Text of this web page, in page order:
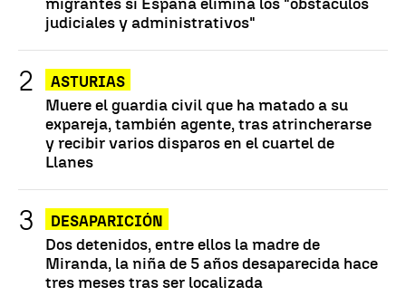
judiciales y administrativos"
ASTURIAS
Muere el guardia civil que ha matado a su
expareja, también agente, tras atrincherarse
y recibir varios disparos en el cuartel de
Llanes
DESAPARICIÓN
Dos detenidos, entre ellos la madre de
Miranda, la niña de 5 años desaparecida hace
tres meses tras ser localizada